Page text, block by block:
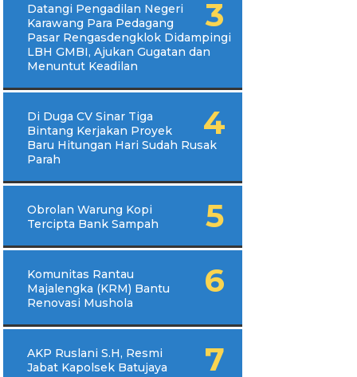
Datangi Pengadilan Negeri
Karawang Para Pedagang
Pasar Rengasdengklok Didampingi
LBH GMBI, Ajukan Gugatan dan
Menuntut Keadilan
Di Duga CV Sinar Tiga
Bintang Kerjakan Proyek
Baru Hitungan Hari Sudah Rusak
Parah
Obrolan Warung Kopi
Tercipta Bank Sampah
Komunitas Rantau
Majalengka (KRM) Bantu
Renovasi Mushola
AKP Ruslani S.H, Resmi
Jabat Kapolsek Batujaya